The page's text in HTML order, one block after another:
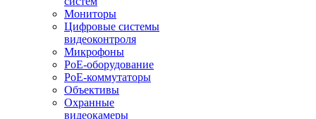
Мониторы
Цифровые системы
видеоконтроля
Микрофоны
PoE-оборудование
PoE-коммутаторы
Объективы
Охранные
видеокамеры